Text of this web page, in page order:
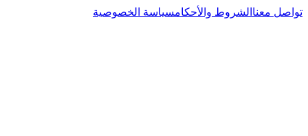
تواصل معنا الشروط والأحكامسياسة الخصوصية